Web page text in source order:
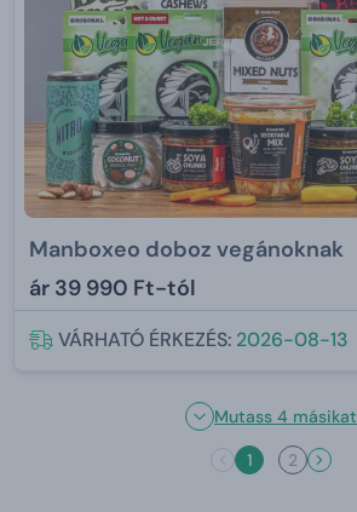
Manboxeo doboz vegánoknak
ár 39 990 Ft-tól
VÁRHATÓ ÉRKEZÉS: 2026-08-13
Mutass 4 másikat
1
2